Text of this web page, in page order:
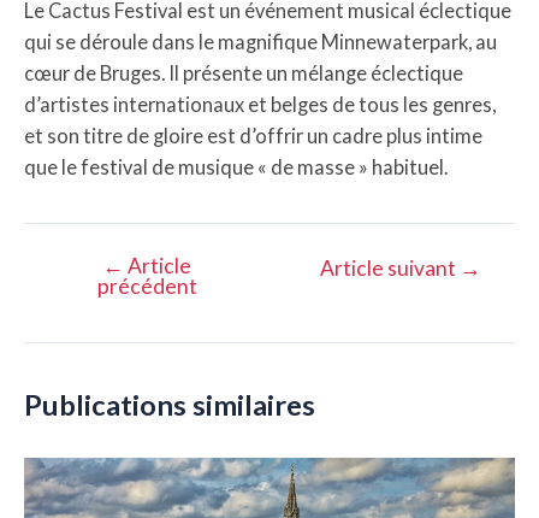
Le Cactus Festival est un événement musical éclectique
qui se déroule dans le magnifique Minnewaterpark, au
cœur de Bruges. Il présente un mélange éclectique
d’artistes internationaux et belges de tous les genres,
et son titre de gloire est d’offrir un cadre plus intime
que le festival de musique « de masse » habituel.
Navigation
← Article
précédent
Article suivant →
Publications similaires